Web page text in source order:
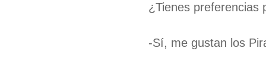
¿Tienes preferencias
-Sí, me gustan los